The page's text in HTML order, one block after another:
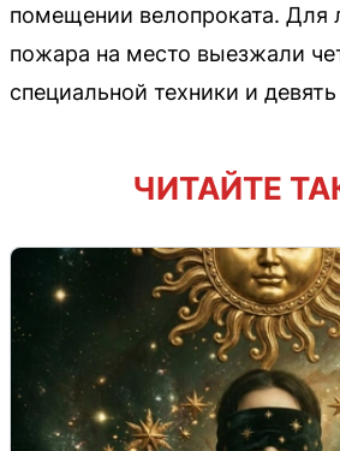
помещении велопроката. Для
пожара на место выезжали
специальной техники и
ЧИТАЙТЕ